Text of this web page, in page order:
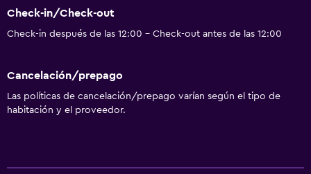
Check-in/Check-out
Check-in después de las 12:00 - Check-out antes de las 12:00
Cancelación/prepago
Las políticas de cancelación/prepago varían según el tipo de
habitación y el proveedor.